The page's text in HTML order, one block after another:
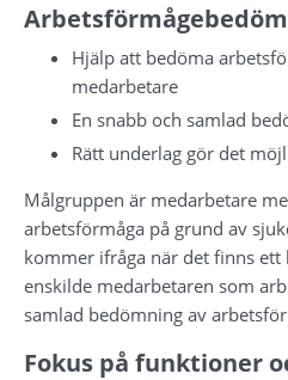
Hjälp att bedöma
medarbetare
En snabb och samlad
Rätt underlag gör det
Målgruppen är medarbetare
arbetsförmåga på grund av
kommer ifråga när det finns ett
enskilde medarbetaren som
samlad bedömning av
Fokus på funktioner